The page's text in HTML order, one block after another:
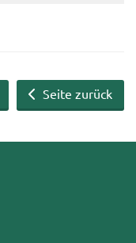
Seite zurück